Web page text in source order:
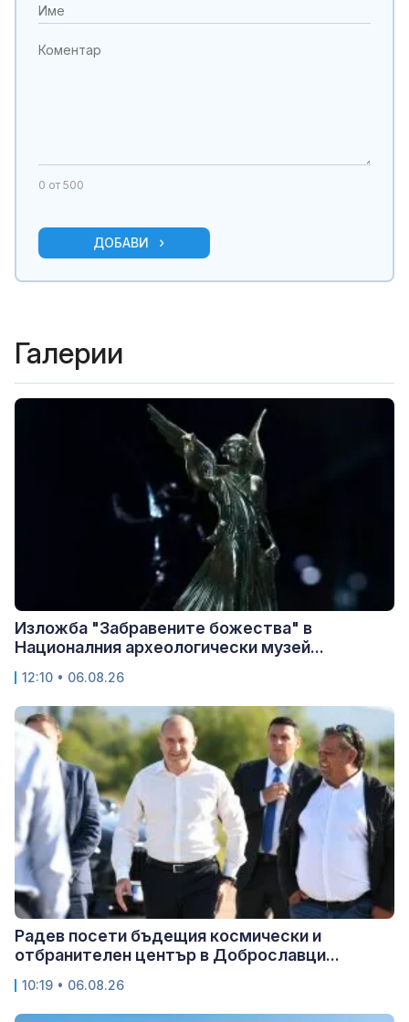
0 от 500
ДОБАВИ
Галерии
Изложба "Забравените божества" в
Националния археологически музей...
12:10 • 06.08.26
Радев посети бъдещия космически и
отбранителен център в Доброславци...
10:19 • 06.08.26